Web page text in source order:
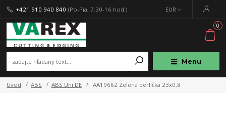
Menu
EUR
+421 910 940 840 (Po-Pia, 7.30-16 hod.)
0
Úvod ABS ABS Uni DE AA19662 Zelená perlička 23x0,8